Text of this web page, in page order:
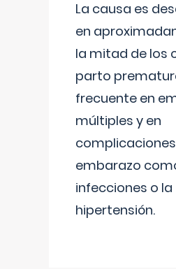
La causa es
en
la mitad de los
parto
frecuente en
múltiples y en
embarazo
infecciones o la
hipertensión.